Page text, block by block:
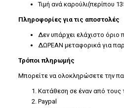
Τιμή ανά καρούλι(περίπου
Πληροφορίες για τις αποστολές
Δεν υπάρχει ελάχιστο όριο
ΔΩΡΕΑΝ μεταφορικά για
Τρόποι πληρωμής
Μπορείτε να ολοκληρώσετε την
Κατάθεση σε έναν από τους
Paypal